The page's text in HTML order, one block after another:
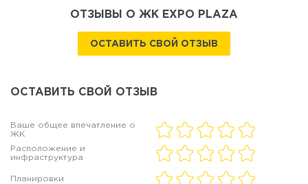
ОТЗЫВЫ О ЖК EXPO PLAZA
ОСТАВИТЬ СВОЙ ОТЗЫВ
ОСТАВИТЬ СВОЙ ОТЗЫВ
Ваше общее впечатление о
ЖК
Расположение и
инфраструктура
Планировки